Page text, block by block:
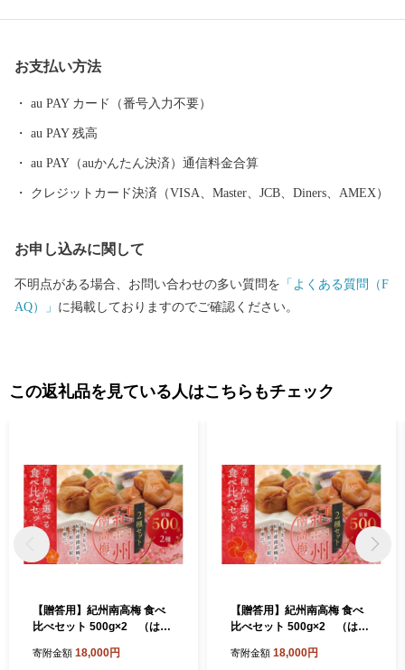
高速のインターそばには広々とした日高川オートキャンプ場があ
め、「御坊」の由来となった寺内町、宮子姫の伝説など、名所・
旧跡や伝説が数多く残り、当時の息づかいを体感できます。 頂い
た寄付金は、子供たちの教育環境の整備、みんなが安心して暮ら
お支払い方法
au PAY カード（番号入力不要）
au PAY 残高
au PAY（auかんたん決済）通信料金合算
クレジットカード決済（VISA、Master、JCB、Diners、AMEX）
お申し込みに関して
不明点がある場合、お問い合わせの多い質問を 「よくある質問（F
AQ）」 に掲載しておりますのでご確認ください。
この返礼品を見ている人はこちらもチェック
【贈答用】紀州南高梅 食べ
比べセット 500g×2 （はち
00-6C】
寄附金額 18,000円
【贈答用】紀州南高梅 食べ
比べセット 500g×2 （はち
C】
寄附金額 18,000円